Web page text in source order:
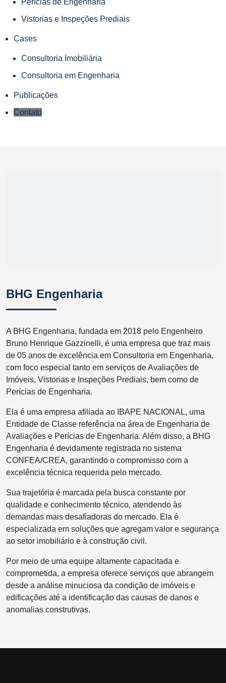
Perícias de Engenharia
Vistorias e Inspeções Prediais
Cases
Consultoria Imobiliária
Consultoria em Engenharia
Publicações
Contato
BHG Engenharia
A BHG Engenharia, fundada em 2018 pelo Engenheiro
Bruno Henrique Gazzinelli, é uma empresa que traz mais
de 05 anos de excelência em Consultoria em Engenharia,
com foco especial tanto em serviços de Avaliações de
Imóveis, Vistorias e Inspeções Prediais, bem como de
Perícias de Engenharia.
Ela é uma empresa afiliada ao IBAPE NACIONAL, uma
Entidade de Classe referência na área de Engenharia de
Avaliações e Perícias de Engenharia. Além disso, a BHG
Engenharia é devidamente registrada no sistema
CONFEA/CREA, garantindo o compromisso com a
excelência técnica requerida pelo mercado.
Sua trajetória é marcada pela busca constante por
qualidade e conhecimento técnico, atendendo às
demandas mais desafiadoras do mercado. Ela é
especializada em soluções que agregam valor e segurança
ao setor imobiliário e à construção civil.
Por meio de uma equipe altamente capacitada e
comprometida, a empresa oferece serviços que abrangem
desde a análise minuciosa da condição de imóveis e
edificações até a identificação das causas de danos e
anomalias construtivas.